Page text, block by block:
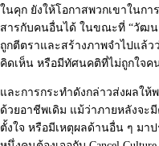
ในคุก ยังให้โอกาสพวกเขาในก
สารกับคนอื่นได้ ในขณะที่ “วัฒน
ถูกตีตราและสร้างภาพจำไปแล้ว
คิดเห็น หรือมีทัศนคติที่ไม่ถูกใจค
และการกระทำดังกล่าวส่งผลให้
ด้วยอาชีพเดิม แม้ว่าภายหลังจะ
ตั้งใจ หรือมีเหตุผลด้านอื่น ๆ มา